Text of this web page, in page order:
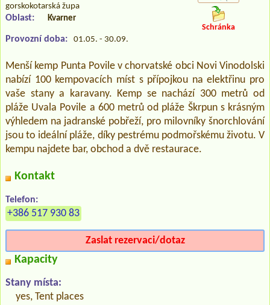
gorskokotarská župa
Oblast: Kvarner
Provozní doba: 01.05. - 30.09.
Schránka
Menší kemp Punta Povile v chorvatské obci Novi Vinodolski
nabízí 100 kempovacích míst s přípojkou na elektřinu pro
vaše stany a karavany. Kemp se nachází 300 metrů od
pláže Uvala Povile a 600 metrů od pláže Škrpun s krásným
výhledem na jadranské pobřeží, pro milovníky šnorchlování
jsou to ideální pláže, díky pestrému podmořskému životu. V
kempu najdete bar, obchod a dvě restaurace.
Kontakt
Telefon:
+386 517 930 83
Zaslat rezervaci/dotaz
Kapacity
Stany místa:
yes, Tent places